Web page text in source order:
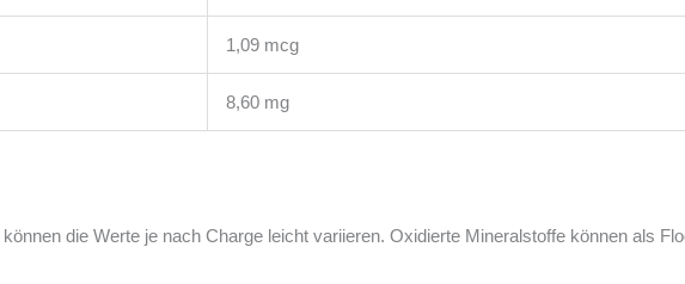
1,09 mcg
8,60 mg
die Werte je nach Charge leicht variieren. Oxidierte Mineralstoffe können als